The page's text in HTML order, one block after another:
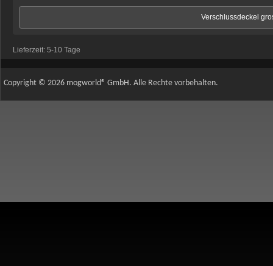
Verschlussdeckel
Lieferzeit: 5-10 Tage
Copyright © 2026 mogworld® GmbH. Alle Rechte vorbehalten.